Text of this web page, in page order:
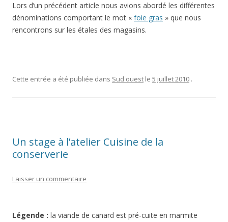
Lors d’un précédent article nous avions abordé les différentes
dénominations comportant le mot « foie gras » que nous
rencontrons sur les étales des magasins.
Cette entrée a été publiée dans Sud ouest le 5 juillet 2010 .
Un stage à l’atelier Cuisine de la
conserverie
Laisser un commentaire
Légende : la viande de canard est pré-cuite en marmite